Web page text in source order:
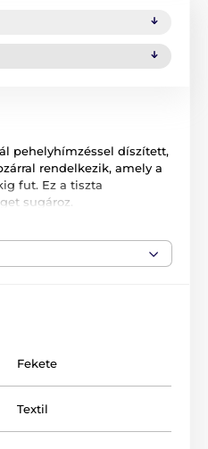
pehelyhímzéssel díszített,
rendelkezik, amely a
fut. Ez a tiszta
sugároz.
kategóriákba sorolt
Fekete
Textil